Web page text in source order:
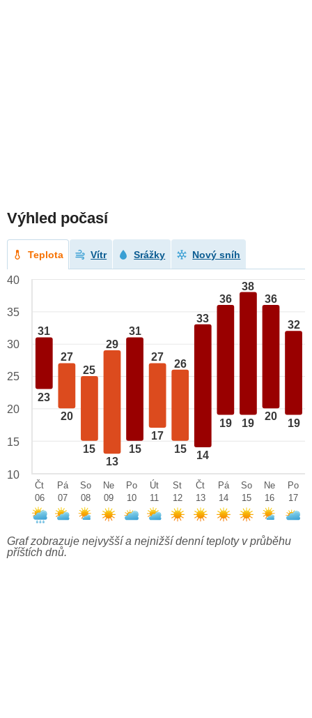
Výhled počasí
Teplota Vítr Srážky Nový sníh
31
23
27
20
25
15
29
13
31
15
27
17
26
15
33
14
36
19
38
19
36
20
32
19
40
35
30
25
20
15
10
Čt
06
Pá
07
So
08
Ne
09
Po
10
Út
11
St
12
Čt
13
Pá
14
So
15
Ne
16
Po
17
Graf zobrazuje nejvyšší a nejnižší denní teploty v průběhu
příštích dnů.